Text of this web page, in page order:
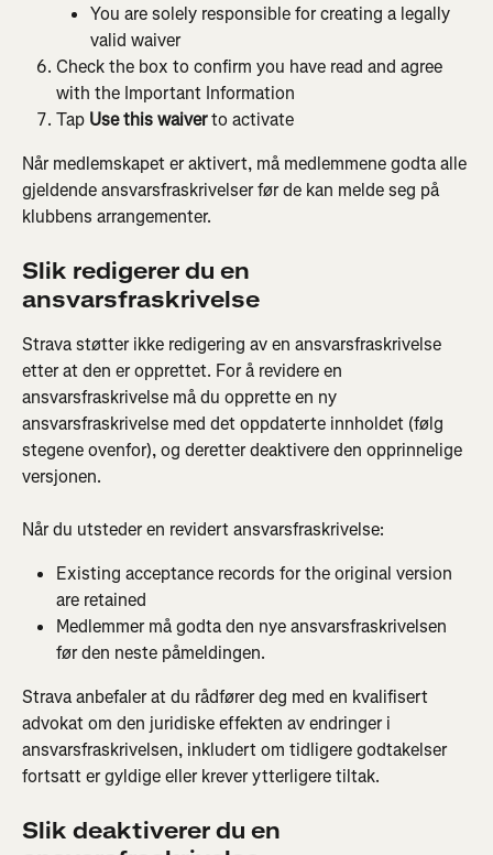
You are solely responsible for creating a legally
valid waiver
Check the box to confirm you have read and agree
with the Important Information
Tap Use this waiver to activate
Når medlemskapet er aktivert, må medlemmene godta alle
gjeldende ansvarsfraskrivelser før de kan melde seg på
klubbens arrangementer.
Slik redigerer du en
ansvarsfraskrivelse
Strava støtter ikke redigering av en ansvarsfraskrivelse
etter at den er opprettet. For å revidere en
ansvarsfraskrivelse må du opprette en ny
ansvarsfraskrivelse med det oppdaterte innholdet (følg
stegene ovenfor), og deretter deaktivere den opprinnelige
versjonen.
Når du utsteder en revidert ansvarsfraskrivelse:
Existing acceptance records for the original version
are retained
Medlemmer må godta den nye ansvarsfraskrivelsen
før den neste påmeldingen.
Strava anbefaler at du rådfører deg med en kvalifisert
advokat om den juridiske effekten av endringer i
ansvarsfraskrivelsen, inkludert om tidligere godtakelser
fortsatt er gyldige eller krever ytterligere tiltak.
Slik deaktiverer du en